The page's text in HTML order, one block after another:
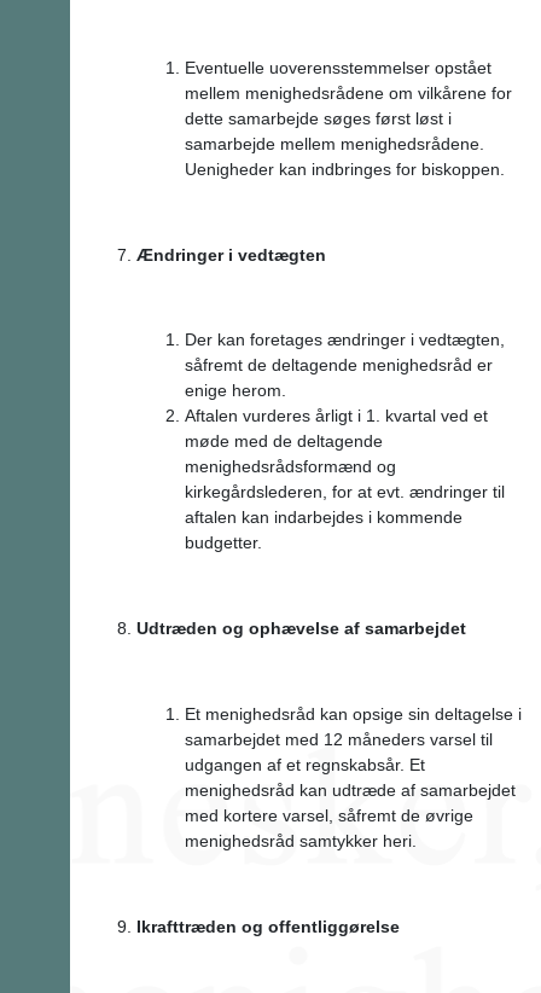
Eventuelle uoverensstemmelser opstået
mellem menighedsrådene om vilkårene for
dette samarbejde søges først løst i
samarbejde mellem menighedsrådene.
Uenigheder kan indbringes for biskoppen.
Ændringer i vedtægten
Der kan foretages ændringer i vedtægten,
såfremt de deltagende menighedsråd er
enige herom.
Aftalen vurderes årligt i 1. kvartal ved et
møde med de deltagende
menighedsrådsformænd og
kirkegårdslederen, for at evt. ændringer til
aftalen kan indarbejdes i kommende
budgetter.
Udtræden og ophævelse af samarbejdet
Et menighedsråd kan opsige sin deltagelse i
samarbejdet med 12 måneders varsel til
udgangen af et regnskabsår. Et
menighedsråd kan udtræde af samarbejdet
med kortere varsel, såfremt de øvrige
menighedsråd samtykker heri.
Ikrafttræden og offentliggørelse